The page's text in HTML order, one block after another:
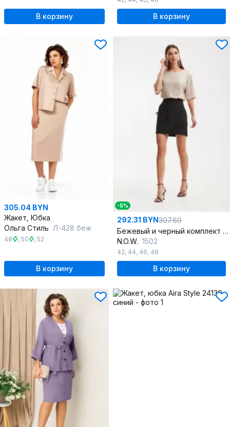
В корзину В корзину
305.04 BYN
Жакет, Юбка
Ольга Стиль Л-428 беж
48 , 50 , 52
В корзину
-5%
292.31 BYN307.69
Бежевый и черный комплект блуза и юбка с пайетками
N.O.W. 1502
42, 44, 46, 48
В корзину